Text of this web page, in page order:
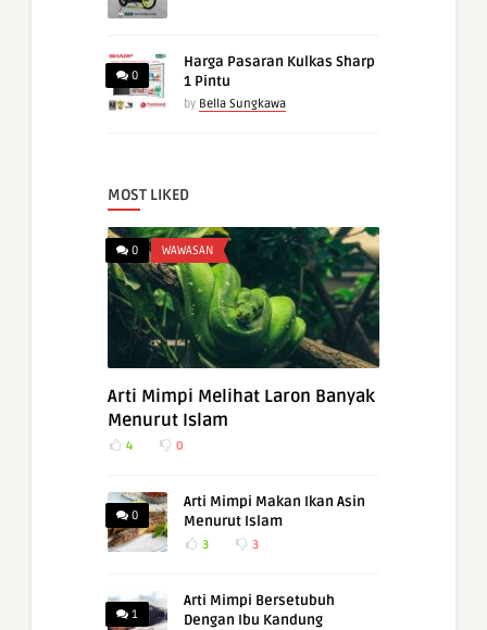
0
Harga Pasaran Kulkas Sharp
1 Pintu
by Bella Sungkawa
MOST LIKED
0 WAWASAN
Arti Mimpi Melihat Laron Banyak
Menurut Islam
4 0
0
Arti Mimpi Makan Ikan Asin
Menurut Islam
3 3
1
Arti Mimpi Bersetubuh
Dengan Ibu Kandung